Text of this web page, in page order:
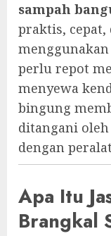
sampah
praktis, cepat,
perlu repot
menyewa
bingung
ditangani
dengan
Apa Itu
Brangkal